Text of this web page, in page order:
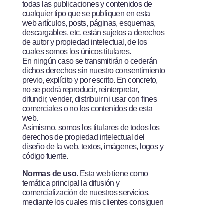
todas las publicaciones y contenidos de
cualquier tipo que se publiquen en esta
web ­artículos, posts, páginas, esquemas,
descargables, etc­, están sujetos a derechos
de autor y propiedad intelectual, de los
cuales somos los únicos titulares.
En ningún caso se transmitirán o cederán
dichos derechos sin nuestro consentimiento
previo, explícito y por escrito. En concreto,
no se podrá reproducir, reinterpretar,
difundir, vender, distribuir ni usar con fines
comerciales o no los contenidos de esta
web.
Asimismo, somos los titulares de todos los
derechos de propiedad intelectual del
diseño de la web, textos, imágenes, logos y
código fuente.
Normas de uso.­Esta web tiene como
temática principal la difusión y
comercialización de nuestros servicios,
mediante los cuales mis clientes consiguen